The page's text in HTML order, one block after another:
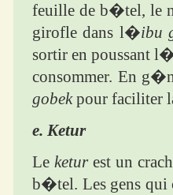
feuille de b�tel, le
girofle dans l�ibu
sortir en poussant
consommer. En
gobekpour faciliter
e. Ketur
Leketurest un
b�tel. Les gens qui